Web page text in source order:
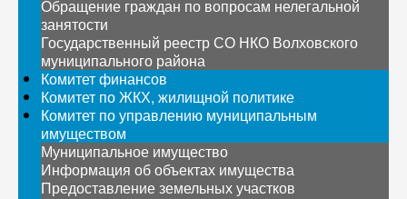
Обращение граждан по вопросам нелегальной
занятости
Государственный реестр СО НКО Волховского
муниципального района
Комитет финансов
Комитет по ЖКХ, жилищной политике
Комитет по управлению муниципальным
имуществом
Муниципальное имущество
Информация об объектах имущества
Предоставление земельных участков